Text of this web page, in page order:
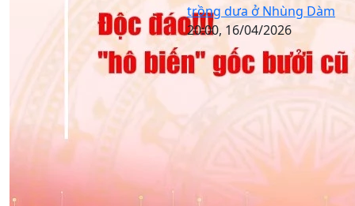
trồng dưa ở Nhùng Dàm
20:00, 16/04/2026